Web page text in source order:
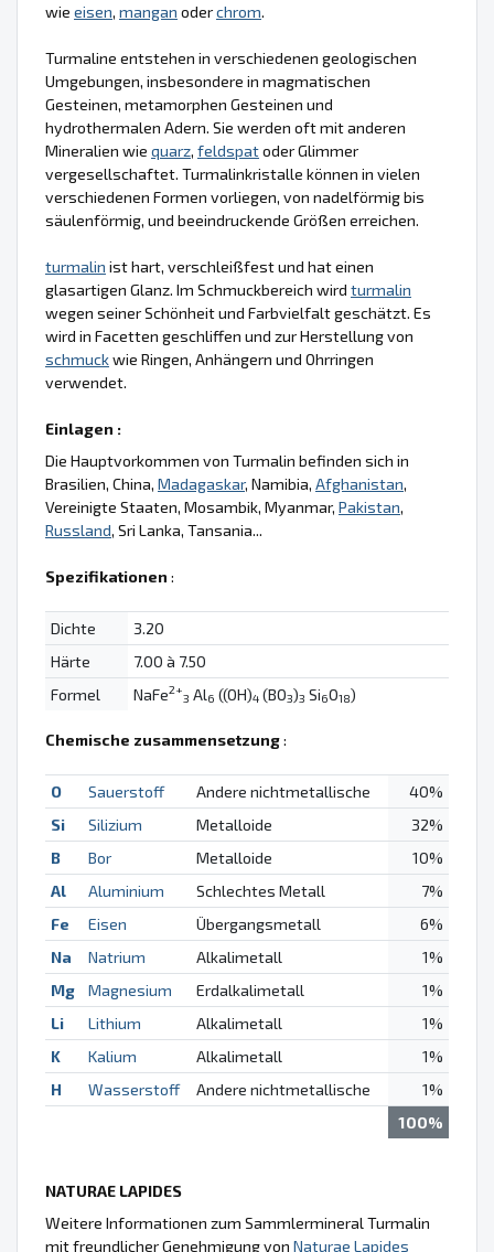
wie eisen, mangan oderchrom.
Turmaline entstehen in verschiedenen geologischen
Umgebungen, insbesondere in magmatischen
Gesteinen, metamorphen Gesteinen und
hydrothermalen Adern. Sie werden oft mit anderen
Mineralien wie quarz, feldspatoder Glimmer
vergesellschaftet. Turmalinkristalle können in vielen
verschiedenen Formen vorliegen, von nadelförmig bis
säulenförmig, und beeindruckende Größen erreichen.
turmalin ist hart, verschleißfest und hat einen
glasartigen Glanz. Im Schmuckbereich wird turmalin
wegen seiner Schönheit und Farbvielfalt geschätzt. Es
wird in Facetten geschliffen und zur Herstellung von
schmuckwie Ringen, Anhängern und Ohrringen
verwendet.
Einlagen :
Die Hauptvorkommen von Turmalin befinden sich in
Brasilien, China, Madagaskar, Namibia, Afghanistan,
Vereinigte Staaten, Mosambik, Myanmar, Pakistan,
Russland, Sri Lanka, Tansania...
Spezifikationen :
Dichte
3.20
Härte
7.00 à 7.50
Formel
NaFe2+
3 Al6 ((OH)4 (BO3)3 Si6O18)
Chemische zusammensetzung:
O Sauerstoff Andere nichtmetallische
40%
Si
Silizium Metalloide
32%
B
Bor Metalloide
10%
Al
Aluminium Schlechtes Metall
7%
Fe
Eisen Übergangsmetall
6%
Na
Natrium Alkalimetall
1%
Mg
Magnesium Erdalkalimetall
1%
Li
Lithium Alkalimetall
1%
K
Kalium Alkalimetall
1%
H
Wasserstoff Andere nichtmetallische
1%
100%
NATURAE LAPIDES
Weitere Informationen zum Sammlermineral Turmalin
mit freundlicher Genehmigung von Naturae Lapides